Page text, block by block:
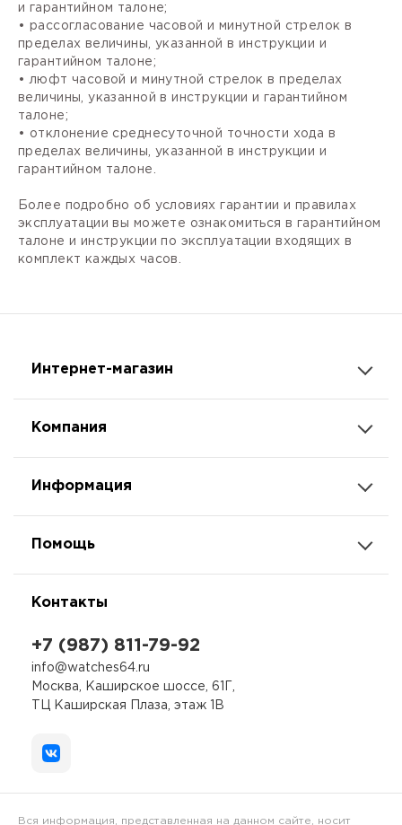
и гарантийном талоне;
• рассогласование часовой и минутной стрелок в
пределах величины, указанной в инструкции и
гарантийном талоне;
• люфт часовой и минутной стрелок в пределах
величины, указанной в инструкции и гарантийном
талоне;
• отклонение среднесуточной точности хода в
пределах величины, указанной в инструкции и
гарантийном талоне.
Более подробно об условиях гарантии и правилах
эксплуатации вы можете ознакомиться в гарантийном
талоне и инструкции по эксплуатации входящих в
комплект каждых часов.
Интернет-магазин
Компания
Информация
Помощь
Контакты
+7 (987) 811-79-92
info@watches64.ru
Москва, Каширское шоссе, 61Г,
ТЦ Каширская Плаза, этаж 1В
Вся информация, представленная на данном сайте, носит